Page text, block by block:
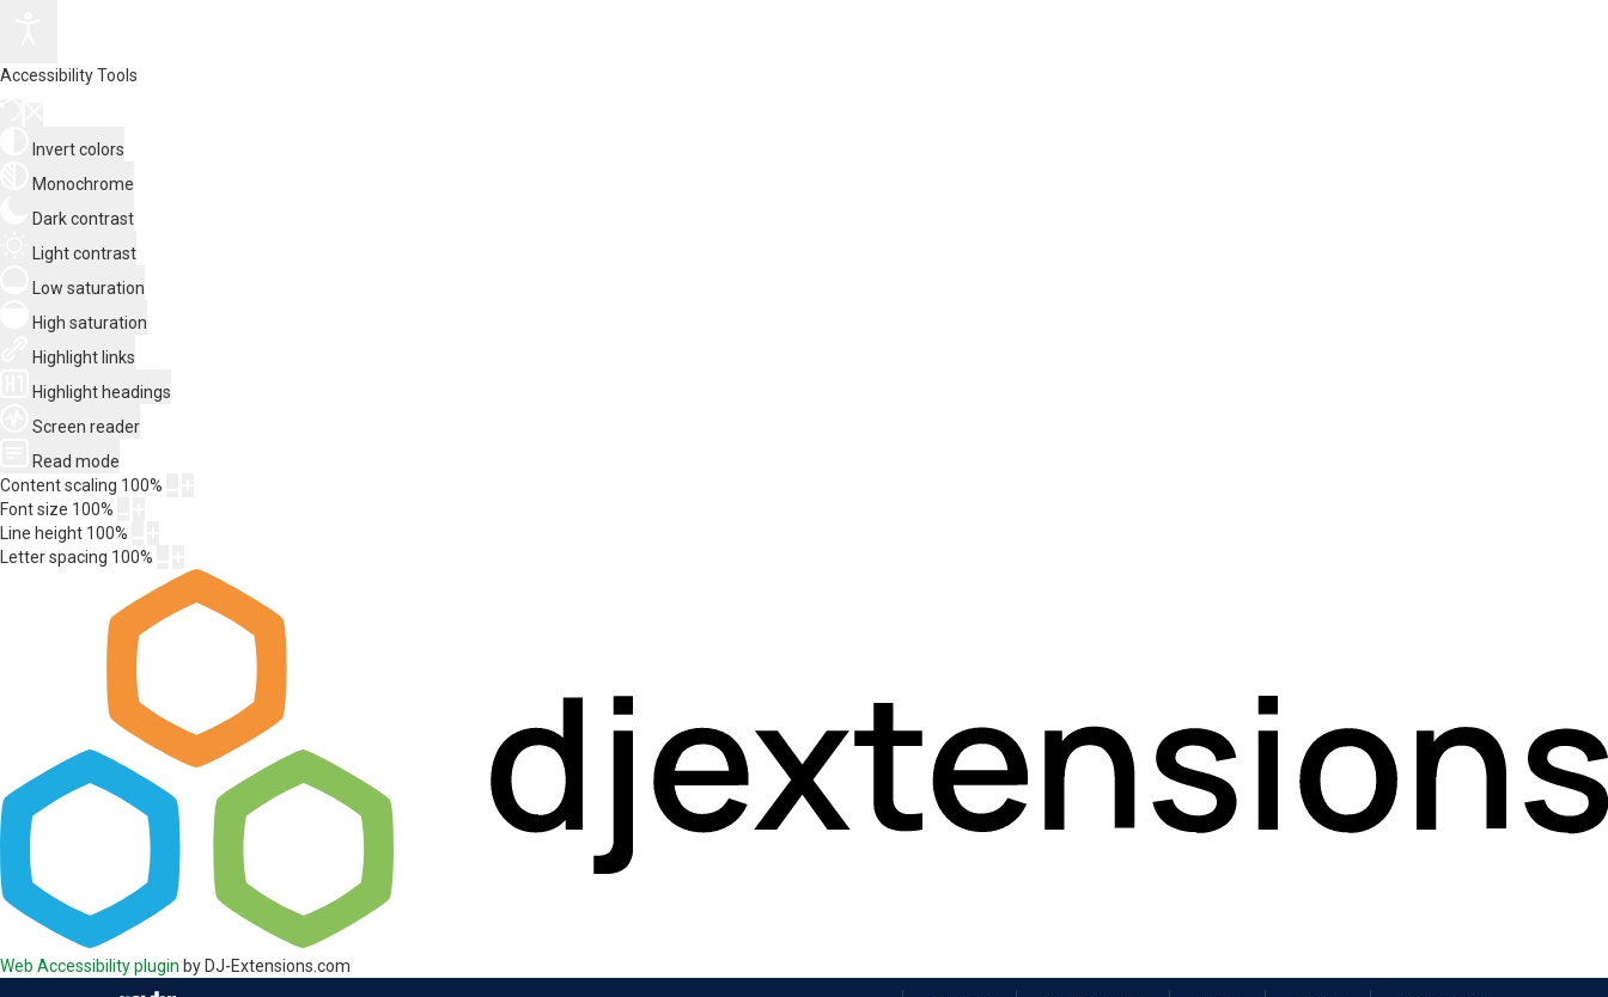
Accessibility Tools
Invert colors
Monochrome
Dark contrast
Light contrast
Low saturation
High saturation
Highlight links
Highlight headings
Screen reader
Read mode
Content scaling 100%
Font size 100%
Line height 100%
Letter spacing 100%
Web Accessibility plugin by DJ-Extensions.com